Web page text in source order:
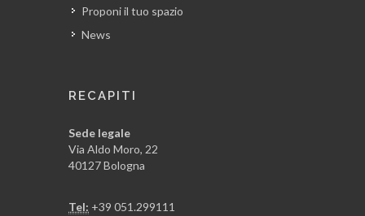
Proponi il tuo spazio
News
RECAPITI
Sede legale
Via Aldo Moro, 22
40127 Bologna
Tel: +39 051.299111